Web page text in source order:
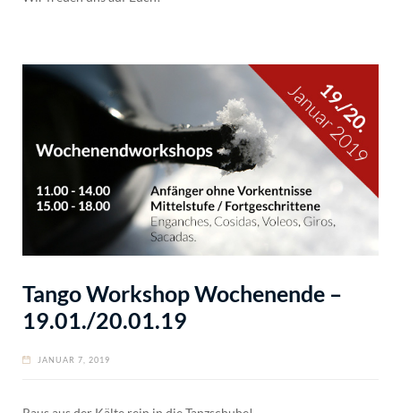
Tango Workshop Wochenende –
19.01./20.01.19
JANUAR 7, 2019